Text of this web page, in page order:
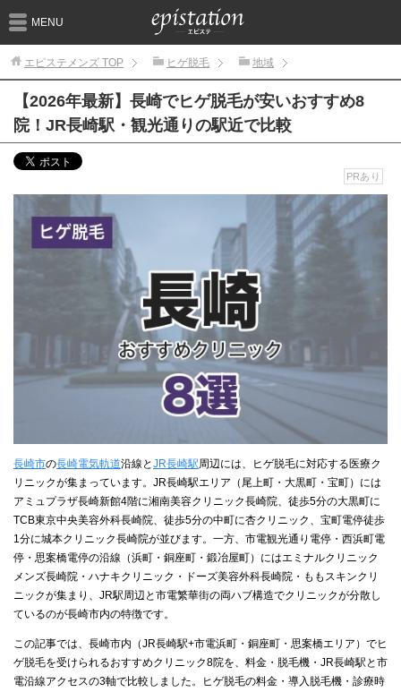
MENU
エピステメンズ TOP ヒゲ脱毛 地域
【2026年最新】長崎でヒゲ脱毛が安いおすすめ8
院！JR長崎駅・観光通りの駅近で比較
PRあり
長崎市の長崎電気軌道沿線とJR長崎駅周辺には、ヒゲ脱毛に対応する医療ク
リニックが集まっています。JR長崎駅エリア（尾上町・大黒町・宝町）には
アミュプラザ長崎新館4階に湘南美容クリニック長崎院、徒歩5分の大黒町に
TCB東京中央美容外科長崎院、徒歩5分の中町に杏クリニック、宝町電停徒歩
1分に城本クリニック長崎院が並びます。一方、市電観光通り電停・西浜町電
停・思案橋電停の沿線（浜町・銅座町・鍛冶屋町）にはエミナルクリニック
メンズ長崎院・ハナキクリニック・ドーズ美容外科長崎院・ももスキンクリ
ニックが集まり、JR駅周辺と市電繁華街の両ハブ構造でクリニックが分散し
ているのが長崎市内の特徴です。
この記事では、長崎市内（JR長崎駅+市電浜町・銅座町・思案橋エリア）でヒ
ゲ脱毛を受けられるおすすめクリニック8院を、料金・脱毛機・JR長崎駅と市
電沿線アクセスの3軸で比較しました。ヒゲ脱毛の料金・導入脱毛機・診療時